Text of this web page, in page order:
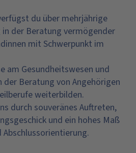
du über mehrjährige
der Beratung vermögender
mit Schwerpunkt im
am Gesundheitswesen und
Beratung von Angehörigen
weiterbilden.
durch souveränes Auftreten,
und ein hohes Maß
Abschlussorientierung.